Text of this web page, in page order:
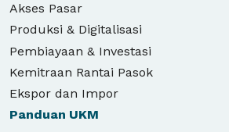
Akses Pasar
Produksi & Digitalisasi
Pembiayaan & Investasi
Kemitraan Rantai Pasok
Ekspor dan Impor
Panduan UKM